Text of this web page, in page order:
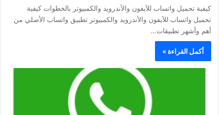
كيفية تحميل واتساب للآيفون والأندرويد والكمبيوتر بالخطوات كيفية
تحميل واتساب للآيفون والأندرويد والكمبيوتر تطبيق واتساب الأصلي من
أهم وأشهر تطبيقات…
أكمل القراءة »